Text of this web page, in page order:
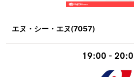
エヌ・シー・エヌ(7057)
19:00 -